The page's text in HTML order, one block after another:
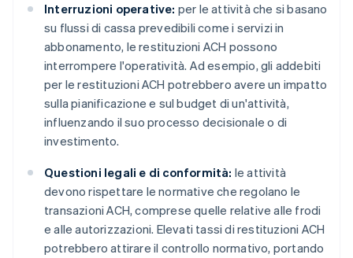
Interruzioni operative: per le attività che si basano
su flussi di cassa prevedibili come i servizi in
abbonamento, le restituzioni ACH possono
interrompere l'operatività. Ad esempio, gli addebiti
per le restituzioni ACH potrebbero avere un impatto
sulla pianificazione e sul budget di un'attività,
influenzando il suo processo decisionale o di
investimento.
Questioni legali e di conformità: le attività
devono rispettare le normative che regolano le
transazioni ACH, comprese quelle relative alle frodi
e alle autorizzazioni. Elevati tassi di restituzioni ACH
potrebbero attirare il controllo normativo, portando